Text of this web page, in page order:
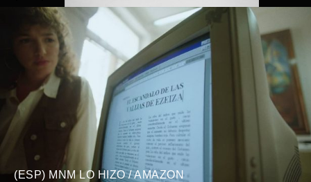
(ESP) MNM LO HIZO / AMAZON